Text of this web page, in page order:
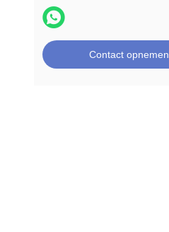
Contact opnemen